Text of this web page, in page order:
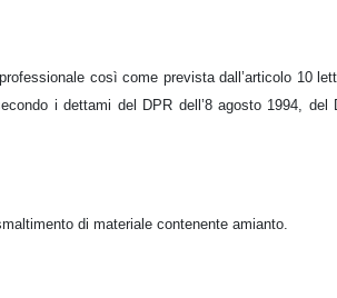
così come prevista dall’articolo 10
i dettami del DPR dell’8 agosto 1994, del
di materiale contenente amianto.